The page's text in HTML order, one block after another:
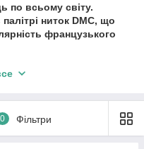
по всьому світу.
ниток DMC, що
французького
0 Фільтри